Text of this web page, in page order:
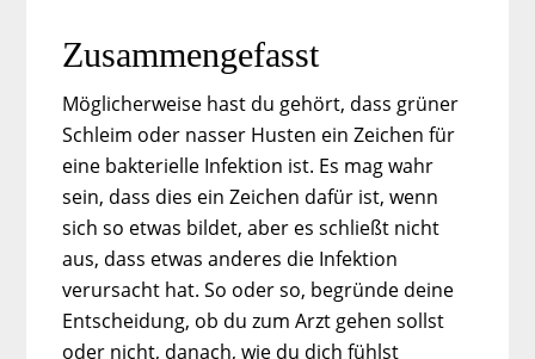
Zusammengefasst
Möglicherweise hast du gehört, dass grüner
Schleim oder nasser Husten ein Zeichen für
eine bakterielle Infektion ist. Es mag wahr
sein, dass dies ein Zeichen dafür ist, wenn
sich so etwas bildet, aber es schließt nicht
aus, dass etwas anderes die Infektion
verursacht hat. So oder so, begründe deine
Entscheidung, ob du zum Arzt gehen sollst
oder nicht, danach, wie du dich fühlst